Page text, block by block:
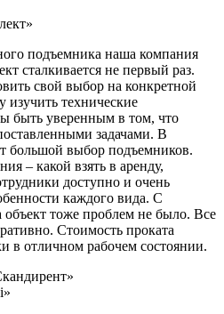
подъемника наша компания
сталкивается не первый раз.
свой выбор на конкретной
технические
быть уверенным в том, что
задачами. В
большой выбор подъемников.
– какой взять в аренду,
доступно и очень
каждого вида. С
объект тоже проблем не было. Все
Стоимость проката
в отличном рабочем состоянии.